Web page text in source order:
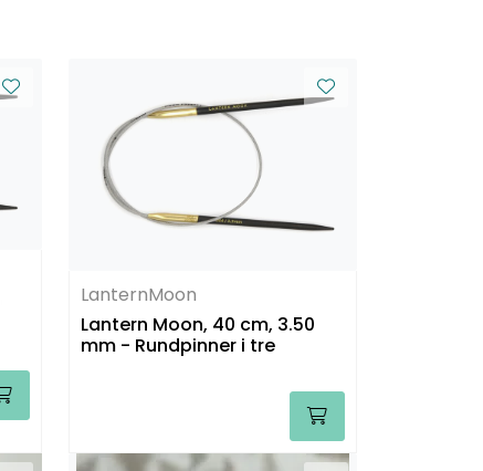
LanternMoon
Lantern Moon, 40 cm, 3.50
mm - Rundpinner i tre